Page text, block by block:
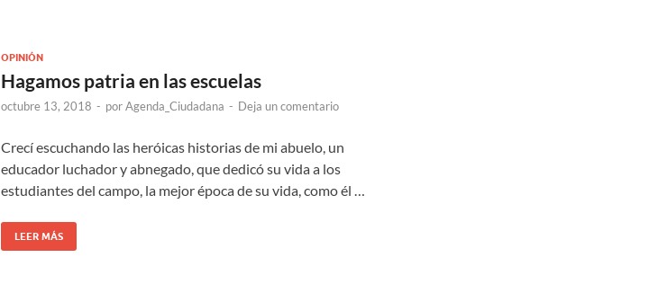
OPINIÓN
Hagamos patria en las escuelas
octubre 13, 2018 - porAgenda_Ciudadana - Deja un comentario
Crecí escuchando las heróicas historias de mi abuelo, un
educador luchador y abnegado, que dedicó su vida a los
estudiantes del campo, la mejor época de su vida, como él …
LEER MÁS